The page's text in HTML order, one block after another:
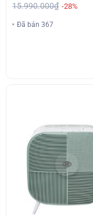
15.990.000₫ -28%
Đã bán 367